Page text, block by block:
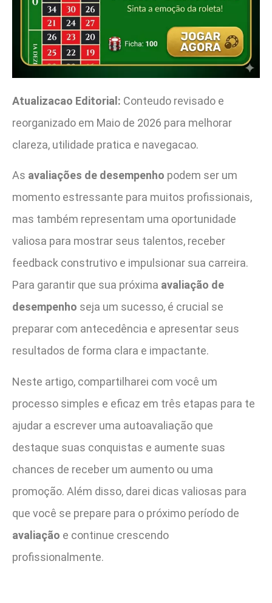
Atualizacao Editorial: Conteudo revisado e
reorganizado em Maio de 2026 para melhorar
clareza, utilidade pratica e navegacao.
As avaliações de desempenho podem ser um
momento estressante para muitos profissionais,
mas também representam uma oportunidade
valiosa para mostrar seus talentos, receber
feedback construtivo e impulsionar sua carreira.
Para garantir que sua próxima avaliação de
desempenho seja um sucesso, é crucial se
preparar com antecedência e apresentar seus
resultados de forma clara e impactante.
Neste artigo, compartilharei com você um
processo simples e eficaz em três etapas para te
ajudar a escrever uma autoavaliação que
destaque suas conquistas e aumente suas
chances de receber um aumento ou uma
promoção. Além disso, darei dicas valiosas para
que você se prepare para o próximo período de
avaliação e continue crescendo
profissionalmente.